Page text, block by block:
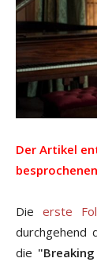
Der Artikel
Die erste
durchgehend
die